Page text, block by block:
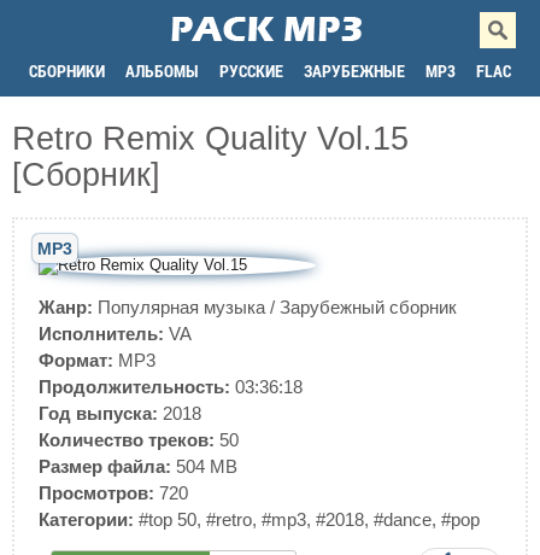
СБОРНИКИ АЛЬБОМЫ РУССКИЕ ЗАРУБЕЖНЫЕ MP3 FLAC
Retro Remix Quality Vol.15
[Сборник]
MP3
Жанр: Популярная музыка / Зарубежный сборник
Исполнитель: VA
Формат: MP3
Продолжительность: 03:36:18
Год выпуска: 2018
Количество треков: 50
Размер файла: 504 MB
Просмотров: 720
Категории: #top 50, #retro, #mp3, #2018, #dance, #pop